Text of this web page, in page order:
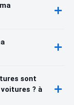
sont
? à